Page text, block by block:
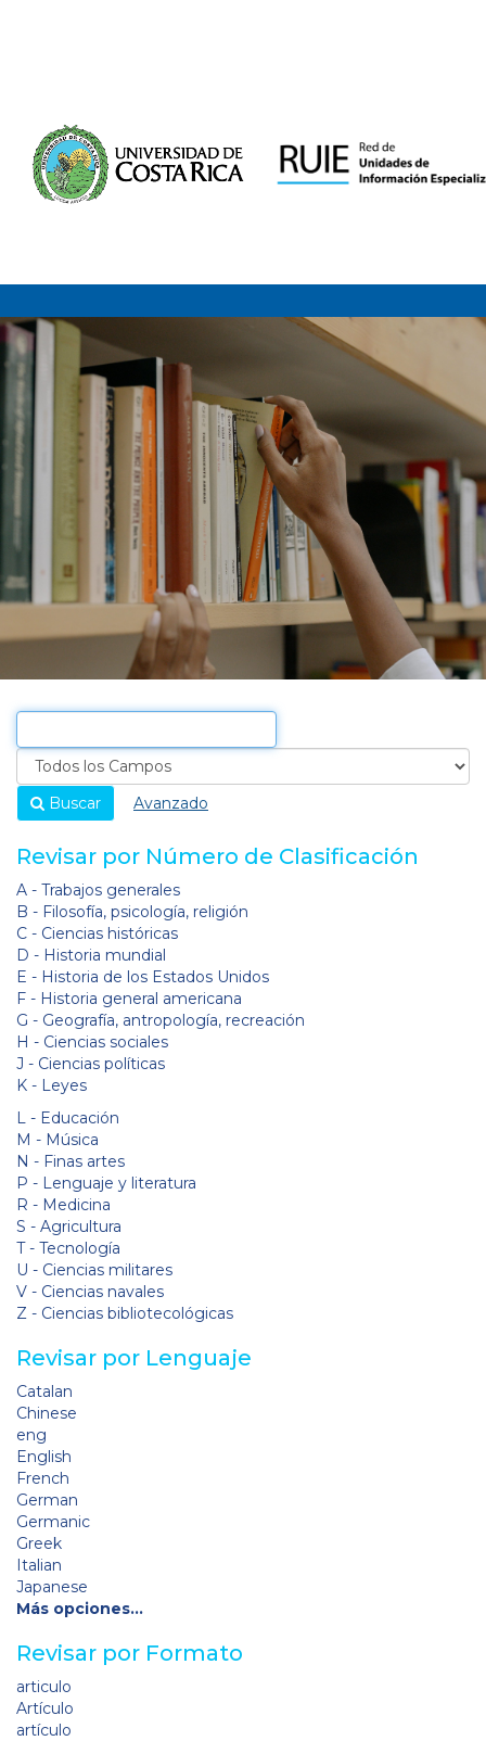
Buscar Avanzado
Revisar por Número de Clasificación
A - Trabajos generales
B - Filosofía, psicología, religión
C - Ciencias históricas
D - Historia mundial
E - Historia de los Estados Unidos
F - Historia general americana
G - Geografía, antropología, recreación
H - Ciencias sociales
J - Ciencias políticas
K - Leyes
L - Educación
M - Música
N - Finas artes
P - Lenguaje y literatura
R - Medicina
S - Agricultura
T - Tecnología
U - Ciencias militares
V - Ciencias navales
Z - Ciencias bibliotecológicas
Revisar por Lenguaje
Catalan
Chinese
eng
English
French
German
Germanic
Greek
Italian
Japanese
Más opciones…
Revisar por Formato
articulo
Artículo
artículo